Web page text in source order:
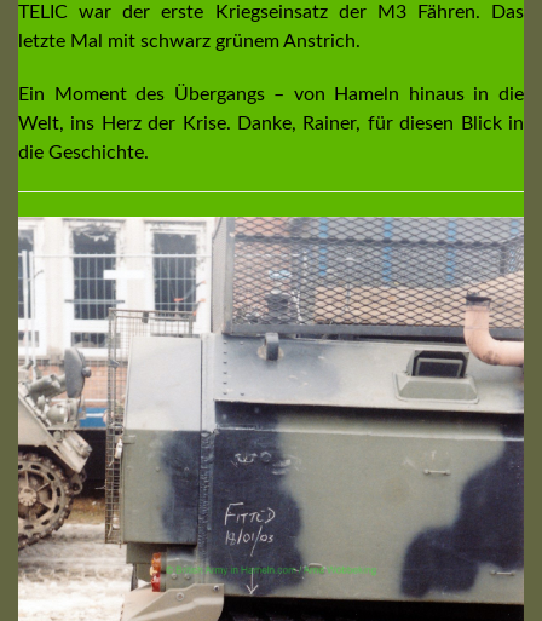
TELIC war der erste Kriegseinsatz der M3 Fähren. Das
letzte Mal mit schwarz grünem Anstrich.
Ein Moment des Übergangs – von Hameln hinaus in die
Welt, ins Herz der Krise. Danke, Rainer, für diesen Blick in
die Geschichte.